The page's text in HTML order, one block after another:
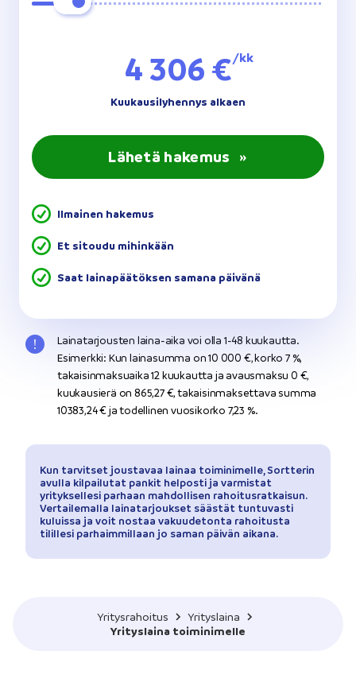
4 306 €/kk
Kuukausilyhennys alkaen
Lähetä hakemus »
Ilmainen hakemus
Et sitoudu mihinkään
Saat lainapäätöksen samana päivänä
Lainatarjousten laina-aika voi olla 1-48 kuukautta.
Esimerkki: Kun lainasumma on 10 000 €, korko 7 %,
takaisinmaksuaika 12 kuukautta ja avausmaksu 0 €,
kuukausierä on 865,27 €, takaisinmaksettava summa
10383,24 € ja todellinen vuosikorko 7,23 %.
Kun tarvitset joustavaa lainaa toiminimelle, Sortterin
avulla kilpailutat pankit helposti ja varmistat
yrityksellesi parhaan mahdollisen rahoitusratkaisun.
Vertailemalla lainatarjoukset säästät tuntuvasti
kuluissa ja voit nostaa vakuudetonta rahoitusta
tilillesi parhaimmillaan jo saman päivän aikana.
Yritysrahoitus
Yrityslaina
Yrityslaina toiminimelle